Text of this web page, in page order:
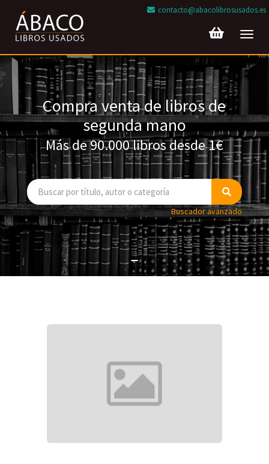
contacto@abacolibrosusados.es
Compra venta de libros de
segunda mano
Más de 90.000 libros desde 1€
Buscador avanzado